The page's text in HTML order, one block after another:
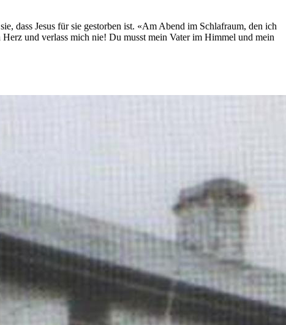
dass Jesus für sie gestorben ist. «Am Abend im Schlafraum, den ich
und verlass mich nie! Du musst mein Vater im Himmel und mein